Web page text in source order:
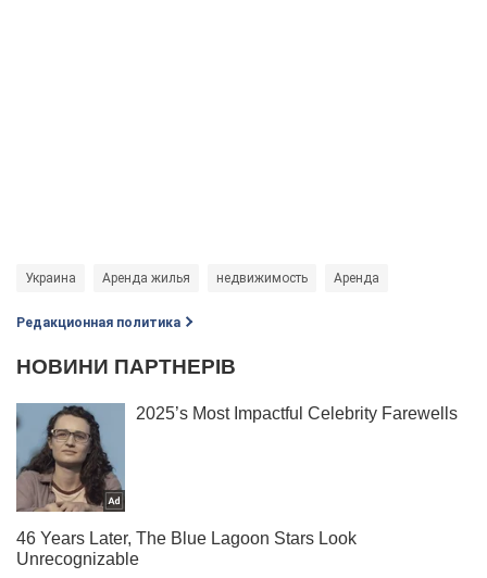
Украина Аренда жилья недвижимость Аренда
Редакционная политика